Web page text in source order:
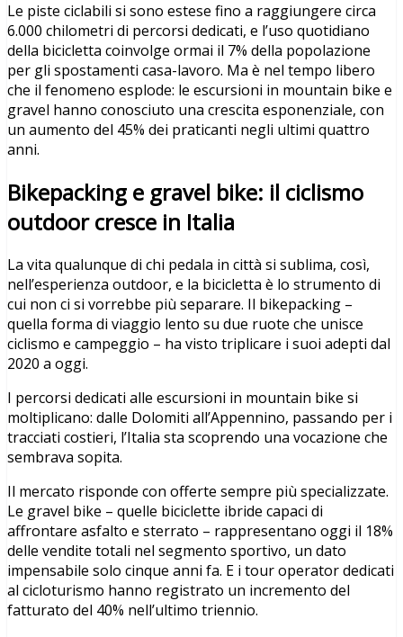
Le piste ciclabili si sono estese fino a raggiungere circa
6.000 chilometri di percorsi dedicati, e l’uso quotidiano
della bicicletta coinvolge ormai il 7% della popolazione
per gli spostamenti casa-lavoro. Ma è nel tempo libero
che il fenomeno esplode: le escursioni in mountain bike e
gravel hanno conosciuto una crescita esponenziale, con
un aumento del 45% dei praticanti negli ultimi quattro
anni.
Bikepacking e gravel bike: il ciclismo
outdoor cresce in Italia
La vita qualunque di chi pedala in città si sublima, così,
nell’esperienza outdoor, e la bicicletta è lo strumento di
cui non ci si vorrebbe più separare. Il bikepacking –
quella forma di viaggio lento su due ruote che unisce
ciclismo e campeggio – ha visto triplicare i suoi adepti dal
2020 a oggi.
I percorsi dedicati alle escursioni in mountain bike si
moltiplicano: dalle Dolomiti all’Appennino, passando per i
tracciati costieri, l’Italia sta scoprendo una vocazione che
sembrava sopita.
Il mercato risponde con offerte sempre più specializzate.
Le gravel bike – quelle biciclette ibride capaci di
affrontare asfalto e sterrato – rappresentano oggi il 18%
delle vendite totali nel segmento sportivo, un dato
impensabile solo cinque anni fa. E i tour operator dedicati
al cicloturismo hanno registrato un incremento del
fatturato del 40% nell’ultimo triennio.